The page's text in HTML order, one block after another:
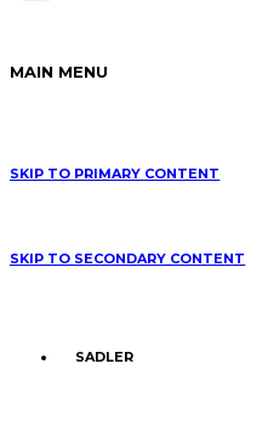
MAIN MENU
SKIP TO PRIMARY CONTENT
SKIP TO SECONDARY CONTENT
SADLER